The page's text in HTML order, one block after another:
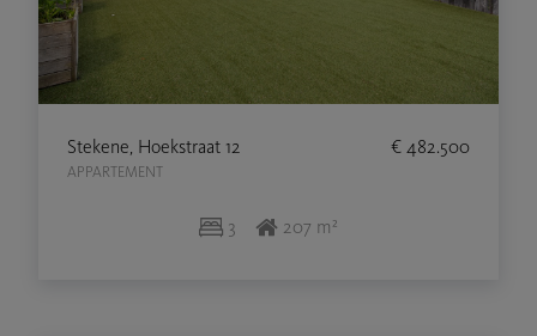
Stekene, Hoekstraat 12
APPARTEMENT
€ 482.500
3 207 m²